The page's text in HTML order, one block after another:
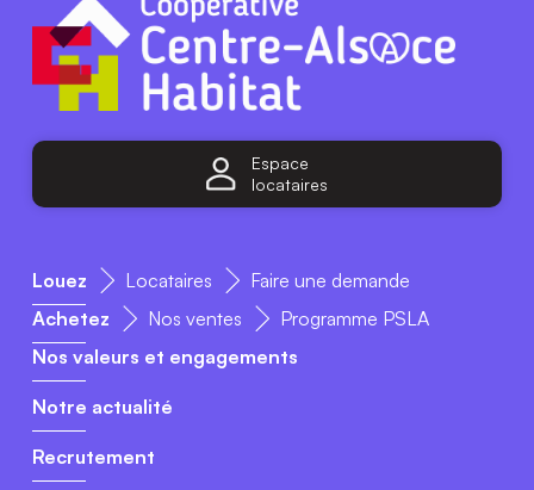
Espace
locataires
Louez Locataires
Faire une demande
Achetez
Nos ventes
Programme PSLA
Nos valeurs et engagements
Notre actualité
Recrutement